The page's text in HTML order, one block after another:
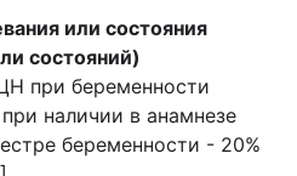
или состояния
состояний)
при беременности
наличии в анамнезе
беременности - 20%